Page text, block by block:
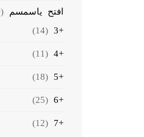
افتح ياسمسم
(80)
+3
(14)
+4
(11)
+5
(18)
+6
(25)
+7
(12)